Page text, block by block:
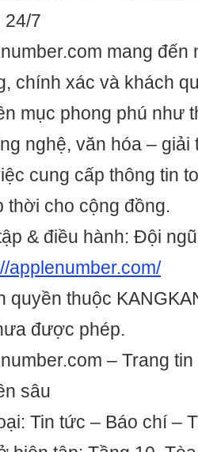
24/7
mang đến
chính xác và khách
mục phong phú như
nghệ, văn hóa –
cung cấp thông tin
thời cho cộng đồng.
& điều hành: Đội ngũ
applenumber.com/
quyền thuộc
được phép.
– Trang
sâu
Tin tức – Báo chí –